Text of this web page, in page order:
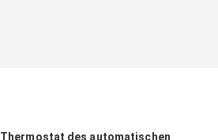
Thermostat des automatischen